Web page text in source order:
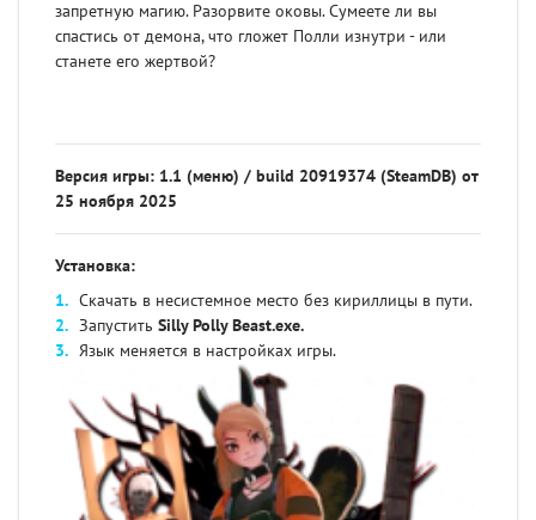
запретную магию. Разорвите оковы. Сумеете ли вы
спастись от демона, что гложет Полли изнутри - или
станете его жертвой?
Версия игры: 1.1 (меню) / build 20919374 (SteamDB) от
25 ноября 2025
Установка:
Скачать в несистемное место без кириллицы в пути.
Запустить Silly Polly Beast.exe.
Язык меняется в настройках игры.